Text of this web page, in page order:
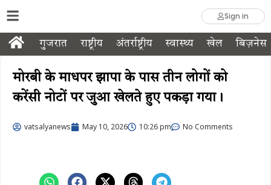
Sign in
गुजरात राष्ट्रीय अंतर्राष्ट्रीय स्वास्थ्य खेल बिज़नेस
मोरबी के माधपर झापा के पास तीन लोगों को
करेंसी नोटों पर जुआ खेलते हुए पकड़ा गया।
vatsalyanews May 10, 2026 10:26 pm No Comments